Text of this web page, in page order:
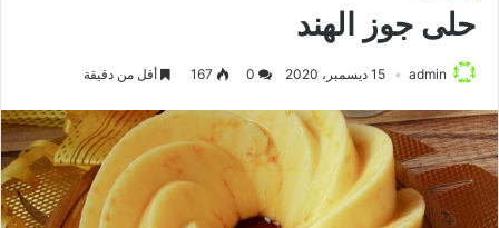
حلى جوز الهند
admin 15 ديسمبر، 2020 167 أقل من دقيقة